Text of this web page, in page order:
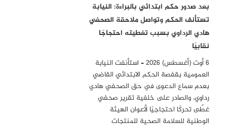
بعد صدور حكم ابتدائي بالبراءة: النيابة
تستأنف الحكم وتواصل ملاحقة الصحفي
هادي الرداوي بسبب تغطيته احتجاجًا
نقابيًا
6 أوت (أغسطس) 2026 – استأنفت النيابة
العمومية بقفصة الحكم الابتدائي القاضي
بعدم سماع الدعوى في حق الصحفي هادي
رداوي، والصادر على خلفية تقرير صحفي
غطّى تحركًا احتجاجيًا لأعوان الهيئة
الوطنية للسلامة الصحية للمنتجات